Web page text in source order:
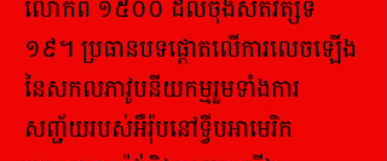
លោកពី ១៥០០ ដល់ចុងសតវត្សទី
១៩។ ប្រធានបទផ្តោតលើការលេចឡើង
នៃសកលភាវូបនីយកម្មរួមទាំងការ
សញ្ជ័យរបស់អឺរ៉ុបនៅទ្វីបអាមេរិក